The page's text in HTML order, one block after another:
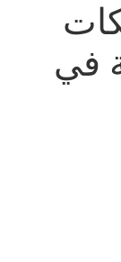
في